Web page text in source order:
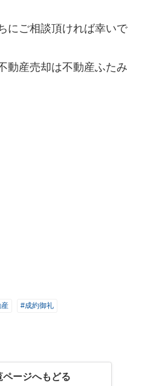
にご相談頂ければ幸いで
動産売却は不動産ふたみ
#成約御礼
ページへもどる